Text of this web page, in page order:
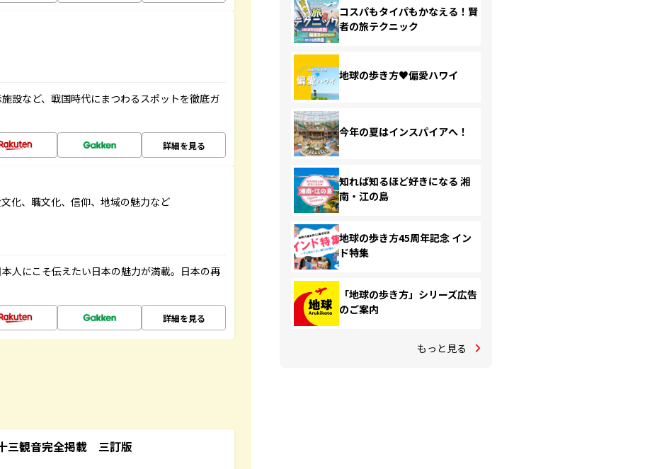
設など、戦国時代にまつわるスポットを徹底ガ
詳細を見る
化、職文化、信仰、地域の魅力など
人にこそ伝えたい日本の魅力が満載。日本の再
詳細を見る
三観音完全掲載 三訂版
コスパもタイパもかなえる！賢
者の旅テクニック
地球の歩き方♥偏愛ハワイ
今年の夏はインスパイアへ！
知れば知るほど好きになる 湘
南・江の島
地球の歩き方45周年記念 イン
ド特集
「地球の歩き方」シリーズ広告
のご案内
もっと見る